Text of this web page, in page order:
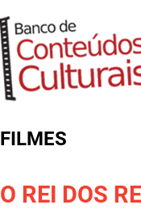
FILMES
O REI DOS